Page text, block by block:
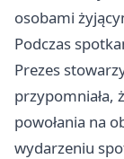
osobami
Podczas
Prezes
przypomniała,
powołania na
wydarzeniu